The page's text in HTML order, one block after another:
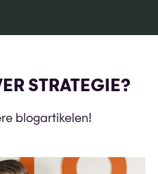
STRATEGIE?
blogartikelen!